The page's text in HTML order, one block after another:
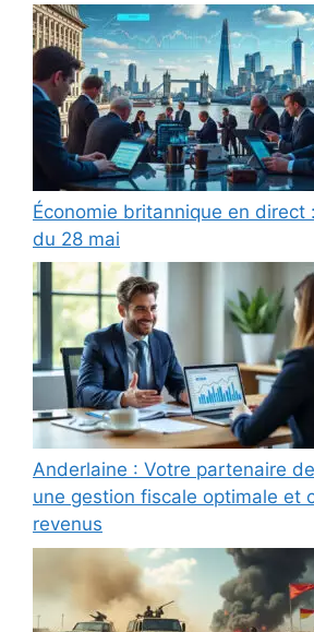
Économie britannique en direct
du 28 mai
Anderlaine : Votre partenaire
une gestion fiscale optimale et
revenus